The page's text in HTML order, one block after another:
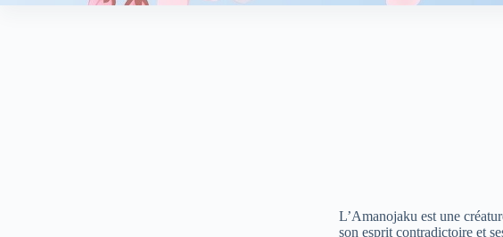
L’Amanojaku est une
son esprit contradictoire et